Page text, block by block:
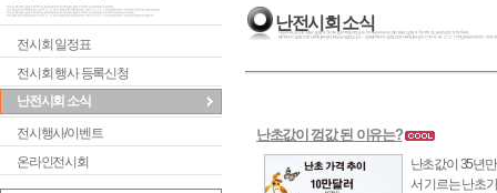
전시회 일정표
전시회 행사 등록신청
난전시회 소식
전시행사/이벤트
온라인전시회
난전시회 소식
난초값이 껌값 된 이유는?
난초값이 35년
서 기르는 난초